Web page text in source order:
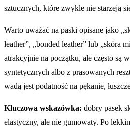
sztucznych, które zwykle nie starzeją
Warto uważać na paski opisane jako
leather”, „bonded leather” lub „skóra
atrakcyjnie na początku, ale często są
syntetycznych albo z prasowanych
wadą jest podatność na pękanie,
Kluczowa wskazówka: dobry pasek
elastyczny, ale nie gumowaty. Po